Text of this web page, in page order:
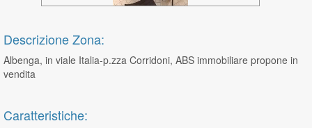
Descrizione Zona:
Albenga, in viale Italia-p.zza Corridoni, ABS immobiliare propone in
vendita
Caratteristiche: